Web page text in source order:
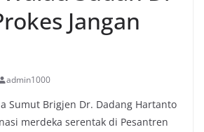
Jangan
admin1000
Sumut Brigjen Dr. Dadang Hartanto
merdeka serentak di Pesantren